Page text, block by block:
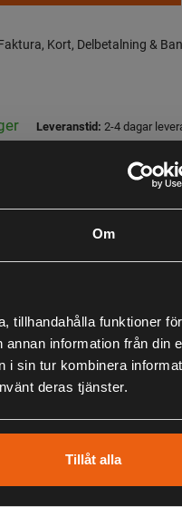
Om
tillhandahålla funktioner för
information från din
i sin tur kombinera
deras tjänster.
Tillåt alla
Kort, Delbetalning &
Leveranstid: 2-4 dagar
att webshopens lager inte alltid
Tele Whip är en
och känsliga spön för
137 cm